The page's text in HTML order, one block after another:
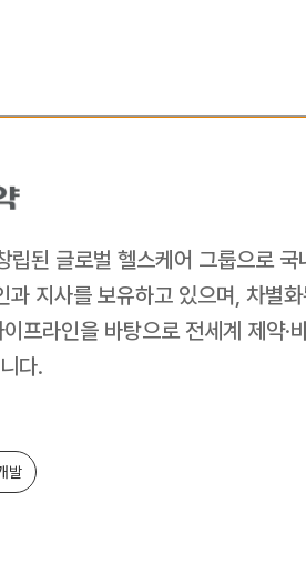
된 글로벌 헬스케어 그룹으로 국
과 지사를 보유하고 있으며, 차별화
프라인을 바탕으로 전세계 제약·
다.
발